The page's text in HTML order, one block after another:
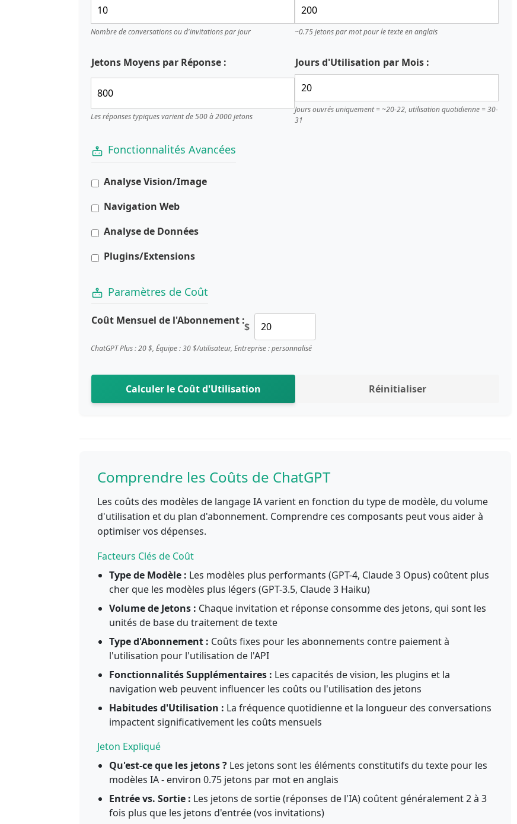
Nombre de conversations ou d'invitations par jour ~0.75 jetons par mot pour le texte en anglais
Jetons Moyens par Réponse :
Les réponses typiques varient de 500 à 2000 jetons
Jours d'Utilisation par Mois :
Jours ouvrés uniquement = ~20-22, utilisation quotidienne = 30-
31
Fonctionnalités Avancées
Analyse Vision/Image
Navigation Web
Analyse de Données
Plugins/Extensions
Paramètres de Coût
Coût Mensuel de l'Abonnement :$
ChatGPT Plus : 20 $, Équipe : 30 $/utilisateur, Entreprise : personnalisé
Calculer le Coût d'Utilisation Réinitialiser
Comprendre les Coûts de ChatGPT
Les coûts des modèles de langage IA varient en fonction du type de modèle, du volume
d'utilisation et du plan d'abonnement. Comprendre ces composants peut vous aider à
optimiser vos dépenses.
Facteurs Clés de Coût
Type de Modèle : Les modèles plus performants (GPT-4, Claude 3 Opus) coûtent plus
cher que les modèles plus légers (GPT-3.5, Claude 3 Haiku)
Volume de Jetons : Chaque invitation et réponse consomme des jetons, qui sont les
unités de base du traitement de texte
Type d'Abonnement : Coûts fixes pour les abonnements contre paiement à
l'utilisation pour l'utilisation de l'API
Fonctionnalités Supplémentaires : Les capacités de vision, les plugins et la
navigation web peuvent influencer les coûts ou l'utilisation des jetons
Habitudes d'Utilisation : La fréquence quotidienne et la longueur des conversations
impactent significativement les coûts mensuels
Jeton Expliqué
Qu'est-ce que les jetons ? Les jetons sont les éléments constitutifs du texte pour les
modèles IA - environ 0.75 jetons par mot en anglais
Entrée vs. Sortie : Les jetons de sortie (réponses de l'IA) coûtent généralement 2 à 3
fois plus que les jetons d'entrée (vos invitations)